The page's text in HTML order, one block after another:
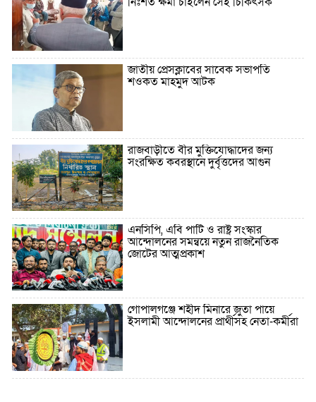
জাতীয় প্রেসক্লাবের সাবেক সভাপতি
শওকত মাহমুদ আটক
রাজবাড়ীতে বীর মুক্তিযোদ্ধাদের জন্য
সংরক্ষিত কবরস্থানে দুর্বৃত্তদের আগুন
এনসিপি, এবি পার্টি ও রাষ্ট্র সংস্কার
আন্দোলনের সমন্বয়ে নতুন রাজনৈতিক
জোটের আত্মপ্রকাশ
গোপালগঞ্জে শহীদ মিনারে জুতা পায়ে
ইসলামী আন্দোলনের প্রার্থীসহ নেতা-কর্মীরা